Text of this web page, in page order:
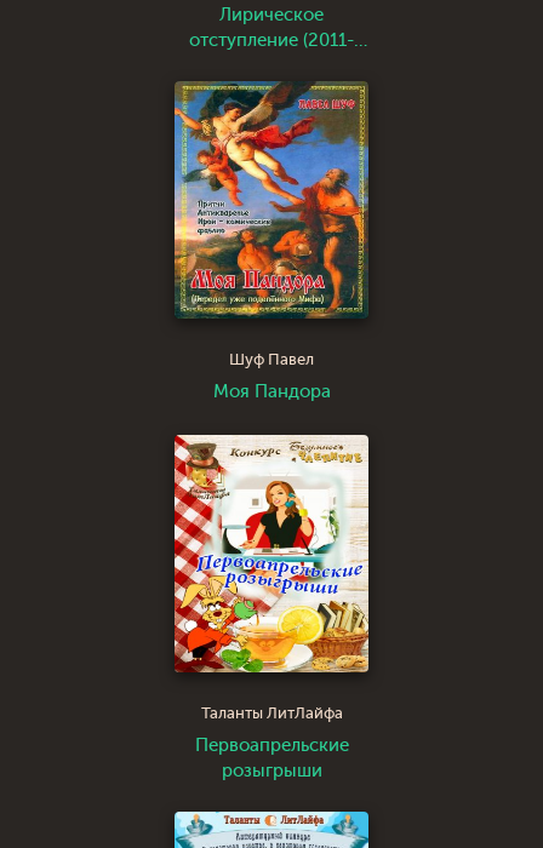
Лирическое
отступление (2011-
Шуф Павел
Моя Пандора
Таланты ЛитЛайфа
Первоапрельские
розыгрыши